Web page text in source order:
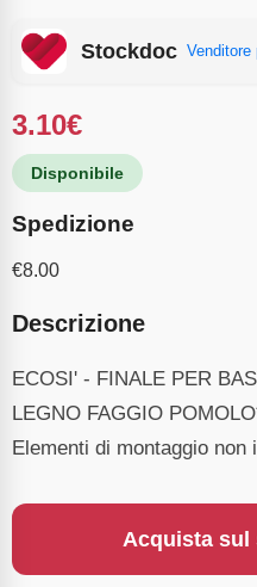
Stockdoc Venditore
3.10€
Disponibile
Spedizione
€8.00
Descrizione
ECOSI' - FINALE PER
LEGNO FAGGIO
Elementi di montaggio non
Acquista sul